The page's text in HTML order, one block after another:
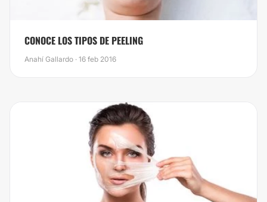
CONOCE LOS TIPOS DE PEELING
Anahí Gallardo · 16 feb 2016